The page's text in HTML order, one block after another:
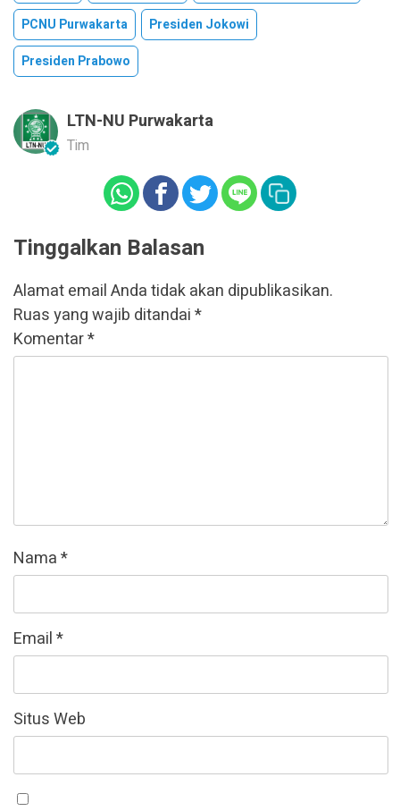
PCNU Purwakarta
Presiden Jokowi
Presiden Prabowo
LTN-NU Purwakarta
Tim
Tinggalkan Balasan
Alamat email Anda tidak akan dipublikasikan.
Ruas yang wajib ditandai*
Komentar*
Nama*
Email*
Situs Web